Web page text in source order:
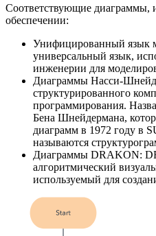
Соответствующие диаграммы,
обеспечении:
Унифицированный язык
универсальный язык,
инженерии для
Диаграммы Насси-
структурированного
программирования.
Бена Шнейдермана,
диаграмм в 1972 году в
называются
Диаграммы DRAKON:
алгоритмический
используемый для